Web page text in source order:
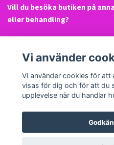
Vill du besöka butiken på
eller behandling?
Sociala medier
Vi använder
Vi använder cookies för att
visas för dig och för att du
upplevelse när du handlar